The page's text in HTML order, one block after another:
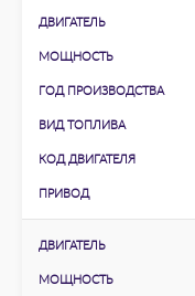
ДВИГАТЕЛЬ
МОЩНОСТЬ
ГОД ПРОИЗВОДСТВА
ВИД ТОПЛИВА
КОД ДВИГАТЕЛЯ
ПРИВОД
ДВИГАТЕЛЬ
МОЩНОСТЬ